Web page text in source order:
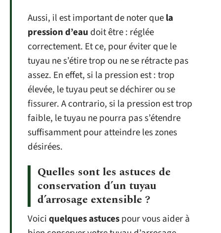
Aussi, il est important de noter quela
pression d’eau doit être : réglée
correctement. Et ce, pour éviter que le
tuyau ne s’étire trop ou ne se rétracte pas
assez. En effet, si la pression est : trop
élevée, le tuyau peut se déchirer ou se
fissurer. A contrario, si la pression est trop
faible, le tuyau ne pourra pas s’étendre
suffisamment pour atteindre les zones
désirées.
Quelles sont les astuces de
conservation d’un tuyau
d’arrosage extensible ?
Voiciquelques astucespour vous aider à